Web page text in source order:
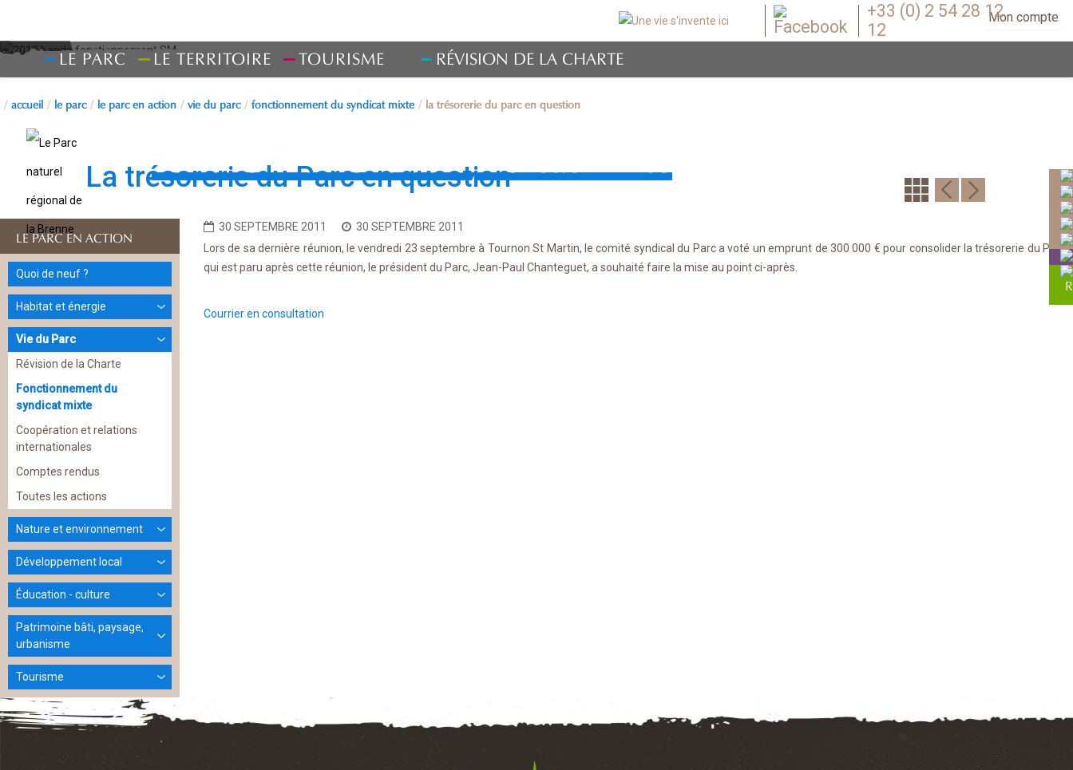
Mon compte
+33 (0) 2 54 28 12
12
LE PARC LE TERRITOIRE TOURISME RÉVISION DE LA CHARTE
accueil le parc le parc en action vie du parc fonctionnement du syndicat mixte la trésorerie du parc en question
La trésorerie du Parc en question
LE PARC EN ACTION
Quoi de neuf ?
Habitat et énergie
Vie du Parc
Révision de la Charte
Fonctionnement du
syndicat mixte
Coopération et relations
internationales
Comptes rendus
Toutes les actions
Nature et environnement
Développement local
Éducation - culture
Patrimoine bâti, paysage,
urbanisme
Tourisme
30 SEPTEMBRE 2011
30 SEPTEMBRE 2011
Lors de sa dernière réunion, le vendredi 23 septembre à Tournon St Martin, le comité syndical du Parc a voté un emprunt de 300 000 € pour consolider la trésorerie du
qui est paru après cette réunion, le président du Parc, Jean-Paul Chanteguet, a souhaité faire la mise au point ci-après.
Courrier en consultation